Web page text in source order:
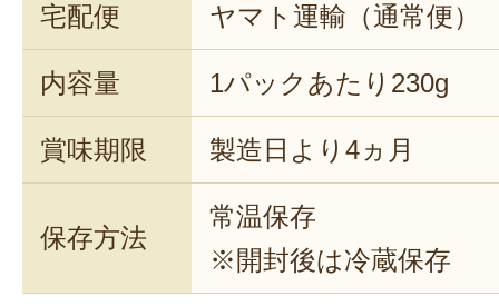
宅配便 ヤマト運輸（通常便）
内容量 1パックあたり230g
賞味期限 製造日より4ヵ月
保存方法
常温保存
※開封後は冷蔵保存